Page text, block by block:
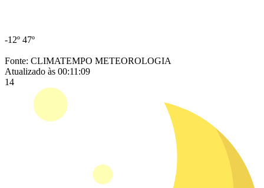
-12º 47º
Fonte: CLIMATEMPO METEOROLOGIA
Atualizado às 00:11:09
14